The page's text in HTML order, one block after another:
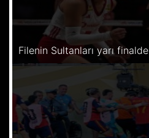
Filenin Sultanları yarı finalde